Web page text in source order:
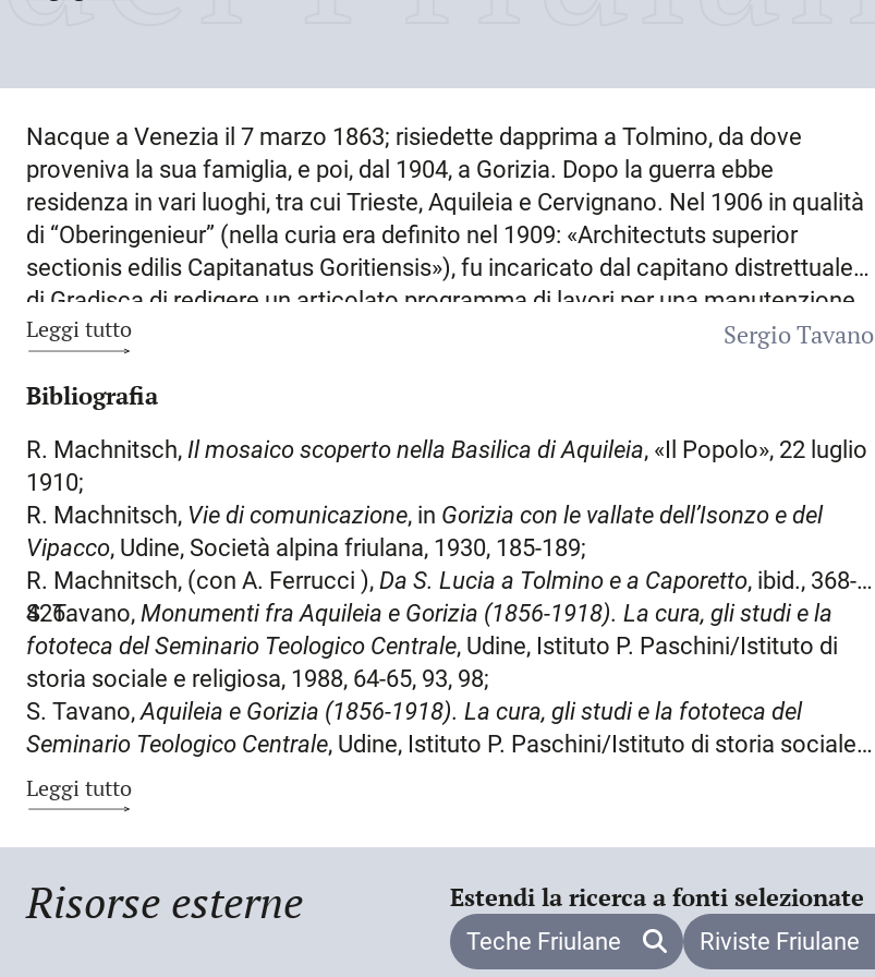
Nacque a Venezia il 7 marzo 1863; risiedette dapprima a Tolmino, da dove
proveniva la sua famiglia, e poi, dal 1904, a Gorizia. Dopo la guerra ebbe
residenza in vari luoghi, tra cui Trieste, Aquileia e Cervignano. Nel 1906 in qualità
di “Oberingenieur” (nella curia era definito nel 1909: «Architectuts superior
sectionis edilis Capitanatus Goritiensis»), fu incaricato dal capitano distrettuale
di Gradisca di redigere un articolato programma di lavori per una manutenzione
straordinaria della basilica di Aquileia, in particolare per i danni provocati
la Società per la conservazione della basilica, della quale era presidente
canale di drenaggio per isolare dall’interno la parete, portò alla scoperta del
mosaico che nei mesi seguenti sarebbe stato riconosciuto come quello
grandioso che fu fatto eseguire dal vescovo Teodoro entro il 320: in tal modo
l’ingegnere operò anche come archeologo, quando si procedette
all’asportazione dell’alto strato di terra e rovine che fin dal IV secolo era stato
sovrapposto al mosaico. Fu immediata la resistenza di un gruppo di anticlericali,
tra cui si distinse per asprezza Enrico Maionica, che in questo caso non esitò ad
assumere persino atteggiamenti prossimi all’irredentismo: accampò diritti in
quanto direttore del Museo archeologico, compiacendosi però che sotto la
basilica apparisse una notevole traccia di romanità, alla quale egli preferiva
dedicarsi sia dal punto di vista professionale, sia per rivendicare precedenze non
cattolico «L’eco del Litorale»), dessero notizia della scoperta appena avviata e
dunque ancora in corso, Maionica ne scrisse il 29 luglio su «Il Piccolo», dopo
essersi introdotto in basilica di notte (altri suoi interventi sulla stampa seguirono
in agosto sullo stesso giornale; in appoggio a Maionica e in opposizione a M. si
Leggi tutto
Sergio Tavano
Bibliografia
R. Machnitsch, Il mosaico scoperto nella Basilica di Aquileia, «Il Popolo», 22 luglio
1910;
R. Machnitsch, Vie di comunicazione, in Gorizia con le vallate dell’Isonzo e del
Vipacco, Udine, Società alpina friulana, 1930, 185-189;
R. Machnitsch, (con A. Ferrucci ), Da S. Lucia a Tolmino e a Caporetto, ibid., 368-
426.
S. Tavano, Monumenti fra Aquileia e Gorizia (1856-1918). La cura, gli studi e la
fototeca del Seminario Teologico Centrale, Udine, Istituto P. Paschini/Istituto di
storia sociale e religiosa, 1988, 64-65, 93, 98;
S. Tavano,Aquileia e Gorizia (1856-1918). La cura, gli studi e la fototeca del
Seminario Teologico Centrale, Udine, Istituto P. Paschini/Istituto di storia sociale
e religiosa, 1988, 33-51, 44-47, 63-68, 72, 76-79, 82-84, 86-87, 93, 105, 107, 117-
119, 138.
Leggi tutto
Risorse esterne Estendi la ricerca a fonti selezionate
Teche Friulane Riviste Friulane